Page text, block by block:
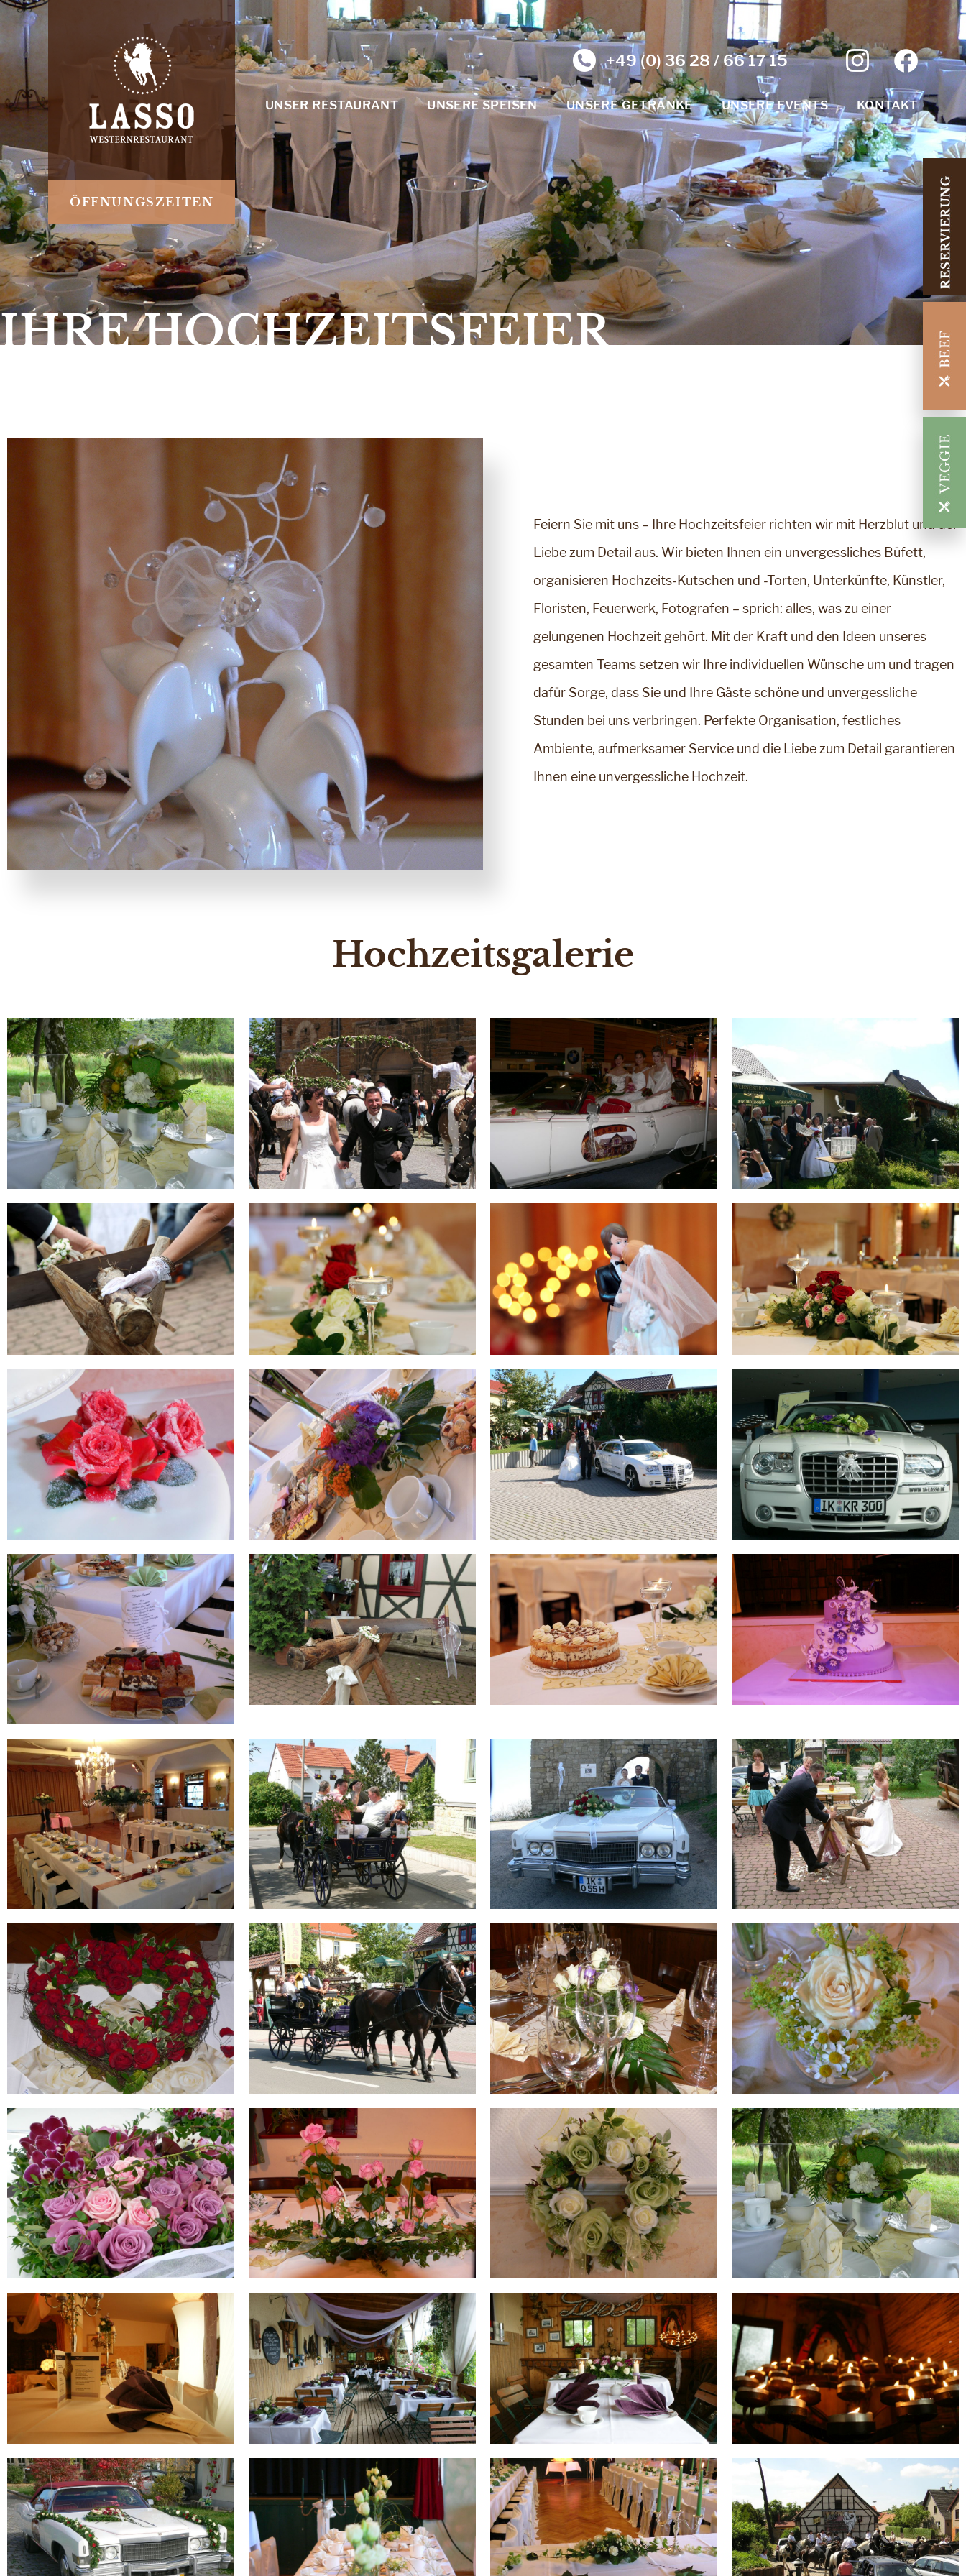
ÖFFNUNGSZEITEN
+49 (0) 36 28 / 66 17 15
UNSER RESTAURANT UNSERE SPEISEN UNSERE GETRÄNKE UNSERE EVENTS KONTAKT
IHRE HOCHZEITSFEIER
Feiern Sie mit uns – Ihre Hochzeitsfeier richten wir mit Herzblut und der
Liebe zum Detail aus. Wir bieten Ihnen ein unvergessliches Büfett,
organisieren Hochzeits-Kutschen und -Torten, Unterkünfte, Künstler,
Floristen, Feuerwerk, Fotografen – sprich: alles, was zu einer
gelungenen Hochzeit gehört. Mit der Kraft und den Ideen unseres
gesamten Teams setzen wir Ihre individuellen Wünsche um und tragen
dafür Sorge, dass Sie und Ihre Gäste schöne und unvergessliche
Stunden bei uns verbringen. Perfekte Organisation, festliches
Ambiente, aufmerksamer Service und die Liebe zum Detail garantieren
Ihnen eine unvergessliche Hochzeit.
Hochzeitsgalerie